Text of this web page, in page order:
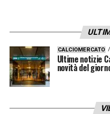
CALCIOMERCATO
Ultime notizie
novità del